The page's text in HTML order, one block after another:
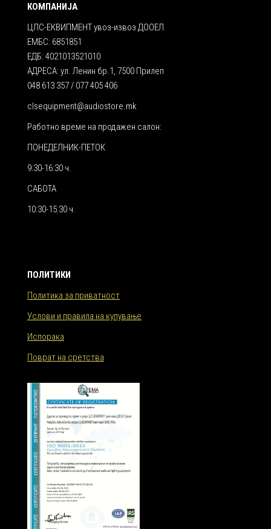
КОМПАНИЈА
ЦЛС-ЕКВИПМЕНТ увоз-извоз ДООЕЛ
ЕМБС: 6851851
ЕДБ: 4021013521010
АДРЕСА: ул. Ленин бр.1, 7500 Прилеп
048 613 357 / 077 405 406
clsequipment@audiostore.mk
Работно време на продажен салон:
ПОНЕДЕЛНИК-ПЕТОК
9:30-16:30 ч.
САБОТА
10:30-15:30 ч.
ПОЛИТИКИ
Политика за приватност
Услови и правила на купување
Испорака
Поврат на сретства